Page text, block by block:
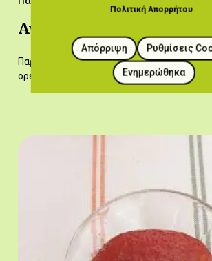
Αγρέλια με τ' αυγά
Παραδοσιακός κυπριακός μεζές που
ορεκτικό.
Πολιτική Απορρήτου
Ρυθμίσεις
Απόρριψη
Ενημερώθηκα